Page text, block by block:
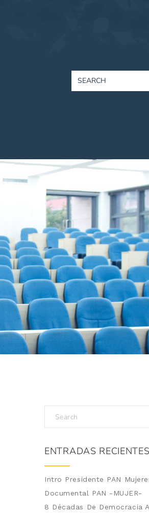
ENTRADAS RECIENTES
Intro Presidente PAN
Documental PAN -MUJER-
8 Décadas De Democracia